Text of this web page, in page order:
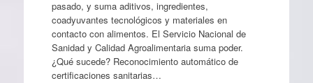
pasado, y suma aditivos, ingredientes,
coadyuvantes tecnológicos y materiales en
contacto con alimentos. El Servicio Nacional de
Sanidad y Calidad Agroalimentaria suma poder.
¿Qué sucede? Reconocimiento automático de
certificaciones sanitarias…